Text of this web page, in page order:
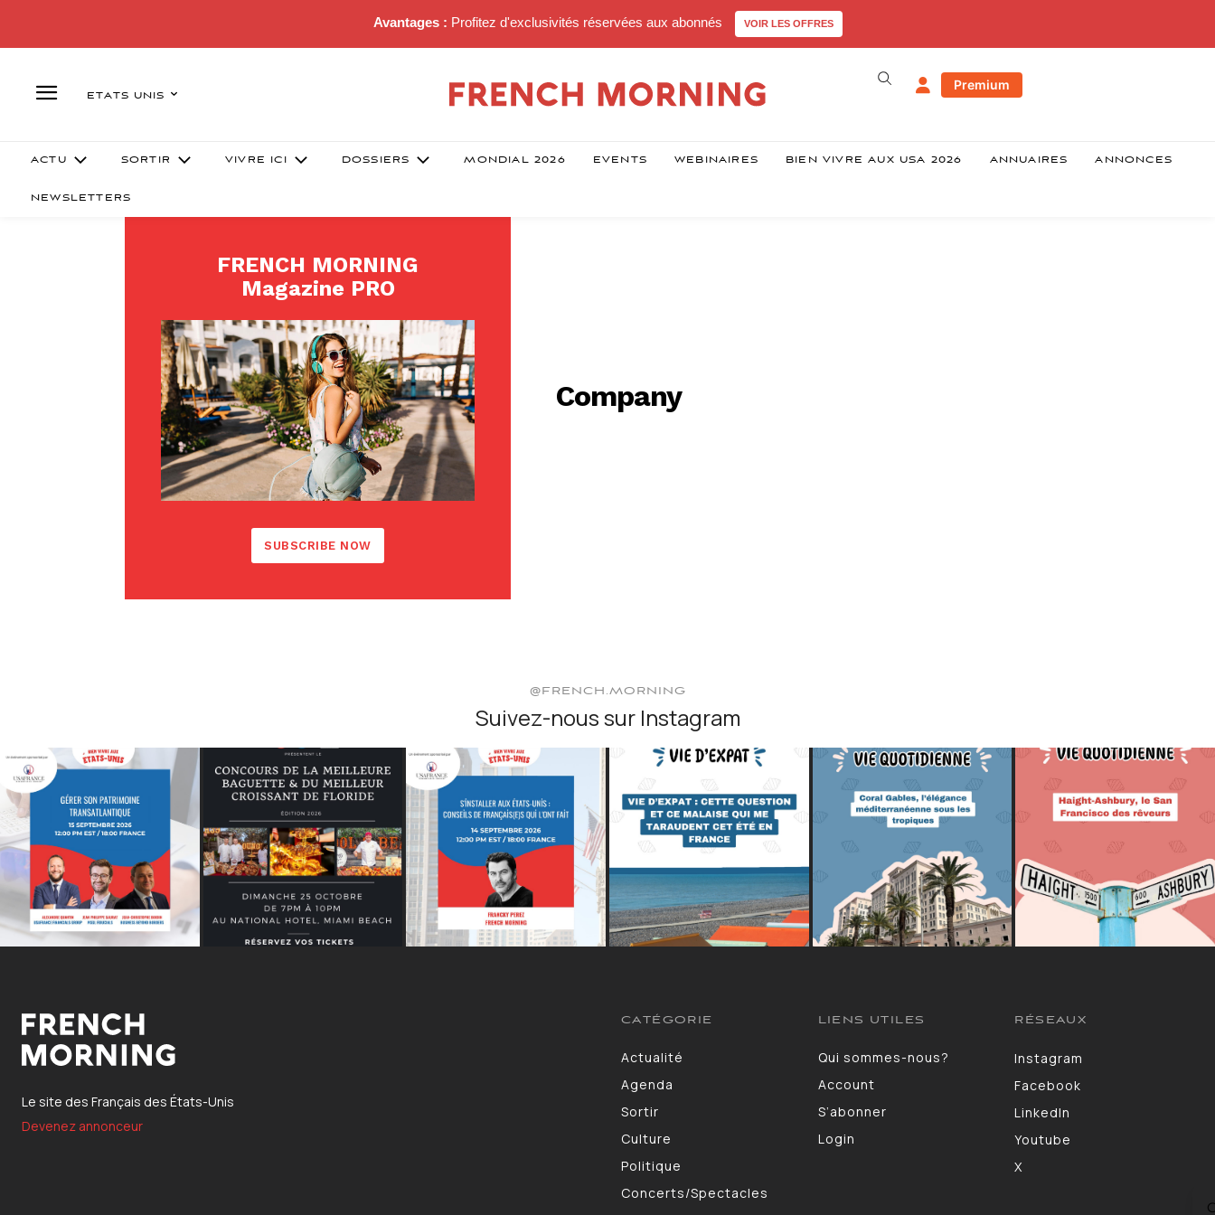
Avantages : Profitez d'exclusivités réservées aux abonnés VOIR LES OFFRES
ETATS UNIS
Premium
ACTU SORTIR VIVRE ICI DOSSIERS MONDIAL 2026 EVENTS WEBINAIRES BIEN VIVRE AUX USA 2026 ANNUAIRES ANNONCES
NEWSLETTERS
FRENCH MORNING
Magazine PRO
SUBSCRIBE NOW
Company
@FRENCH.MORNING
Suivez-nous sur Instagram
Le site des Français des États-Unis
Devenez annonceur
CATÉGORIE
Actualité
Agenda
Sortir
Culture
Politique
Concerts/Spectacles
LIENS UTILES
Qui sommes-nous?
Account
S’abonner
Login
RÉSEAUX
Instagram
Facebook
LinkedIn
Youtube
X